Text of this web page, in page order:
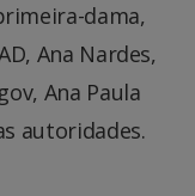
dama,
Ana Nardes,
Ana Paula
autoridades.